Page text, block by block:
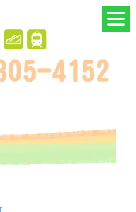
カリハウス